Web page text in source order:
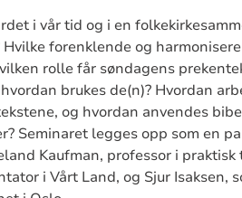
i vår tid og i en
Hvilke forenklende og
rolle får søndagens
brukes de(n)? Hvordan
og hvordan anvendes
Seminaret legges opp som en
Kaufman, professor i praktisk
i Vårt Land, og Sjur Isaksen,